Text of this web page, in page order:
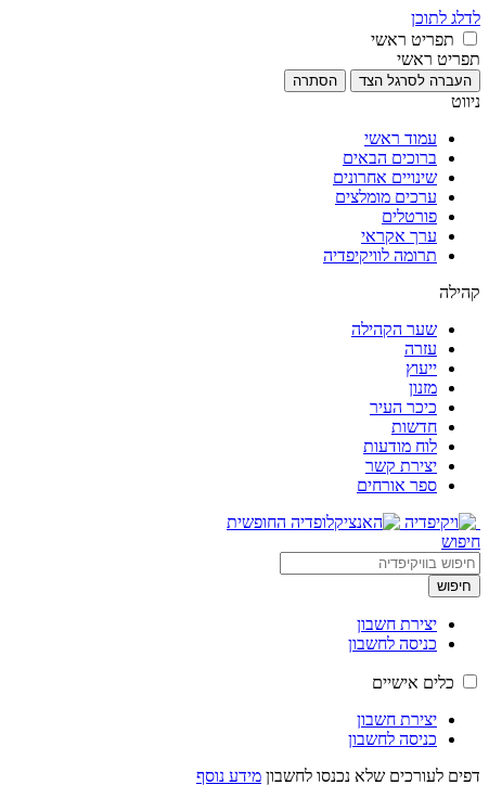
לדלג לתוכן
תפריט ראשי
תפריט ראשי
העברה לסרגל הצד הסתרה
ניווט
עמוד ראשי
ברוכים הבאים
שינויים אחרונים
ערכים מומלצים
פורטלים
ערך אקראי
תרומה לוויקיפדיה
קהילה
שער הקהילה
עזרה
ייעוץ
מזנון
כיכר העיר
חדשות
לוח מודעות
יצירת קשר
ספר אורחים
חיפוש
חיפוש
יצירת חשבון
כניסה לחשבון
כלים אישיים
יצירת חשבון
כניסה לחשבון
דפים לעורכים שלא נכנסו לחשבון מידע נוסף